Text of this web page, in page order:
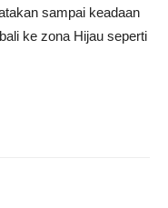
sampai keadaan
ke zona Hijau seperti